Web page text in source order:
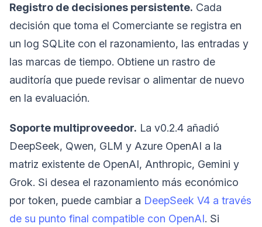
Registro de decisiones persistente. Cada
decisión que toma el Comerciante se registra en
un log SQLite con el razonamiento, las entradas y
las marcas de tiempo. Obtiene un rastro de
auditoría que puede revisar o alimentar de nuevo
en la evaluación.
Soporte multiproveedor. La v0.2.4 añadió
DeepSeek, Qwen, GLM y Azure OpenAI a la
matriz existente de OpenAI, Anthropic, Gemini y
Grok. Si desea el razonamiento más económico
por token, puede cambiar a DeepSeek V4 a través
de su punto final compatible con OpenAI. Si